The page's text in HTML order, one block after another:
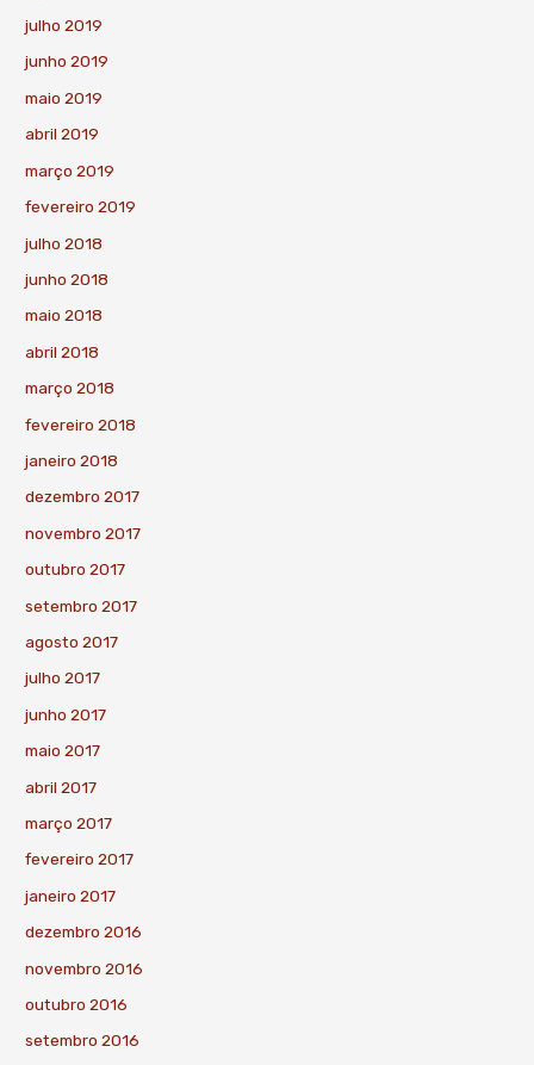
julho 2019
junho 2019
maio 2019
abril 2019
março 2019
fevereiro 2019
julho 2018
junho 2018
maio 2018
abril 2018
março 2018
fevereiro 2018
janeiro 2018
dezembro 2017
novembro 2017
outubro 2017
setembro 2017
agosto 2017
julho 2017
junho 2017
maio 2017
abril 2017
março 2017
fevereiro 2017
janeiro 2017
dezembro 2016
novembro 2016
outubro 2016
setembro 2016